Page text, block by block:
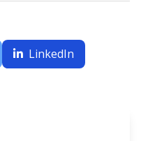
LinkedIn